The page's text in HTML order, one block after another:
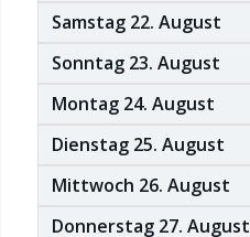
Samstag 22. August
Sonntag 23. August
Montag 24. August
Dienstag 25. August
Mittwoch 26. August
Donnerstag 27. August